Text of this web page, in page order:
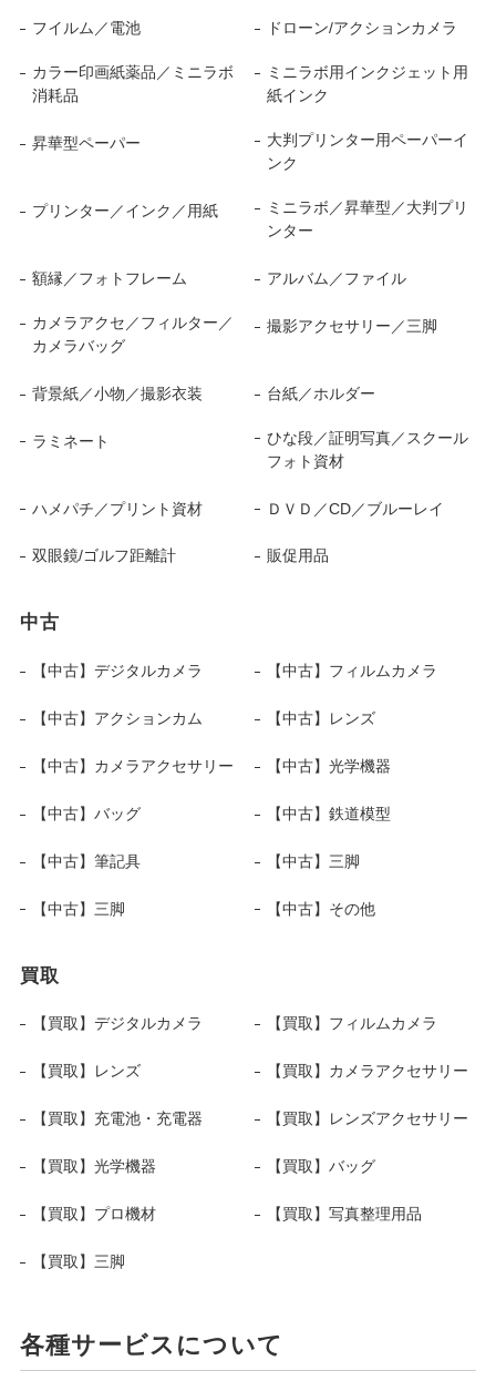
フイルム／電池 ドローン/アクションカメラ
カラー印画紙薬品／ミニラボ
消耗品
ミニラボ用インクジェット用
紙インク
昇華型ペーパー
大判プリンター用ペーパーイ
ンク
プリンター／インク／用紙
ミニラボ／昇華型／大判プリ
ンター
額縁／フォトフレーム アルバム／ファイル
カメラアクセ／フィルター／
カメラバッグ
撮影アクセサリー／三脚
背景紙／小物／撮影衣装 台紙／ホルダー
ラミネート
ひな段／証明写真／スクール
フォト資材
ハメパチ／プリント資材 ＤＶＤ／CD／ブルーレイ
双眼鏡/ゴルフ距離計 販促用品
中古
【中古】デジタルカメラ 【中古】フィルムカメラ
【中古】アクションカム 【中古】レンズ
【中古】カメラアクセサリー 【中古】光学機器
【中古】バッグ 【中古】鉄道模型
【中古】筆記具 【中古】三脚
【中古】三脚 【中古】その他
買取
【買取】デジタルカメラ 【買取】フィルムカメラ
【買取】レンズ 【買取】カメラアクセサリー
【買取】充電池・充電器 【買取】レンズアクセサリー
【買取】光学機器 【買取】バッグ
【買取】プロ機材 【買取】写真整理用品
【買取】三脚
各種サービスについて